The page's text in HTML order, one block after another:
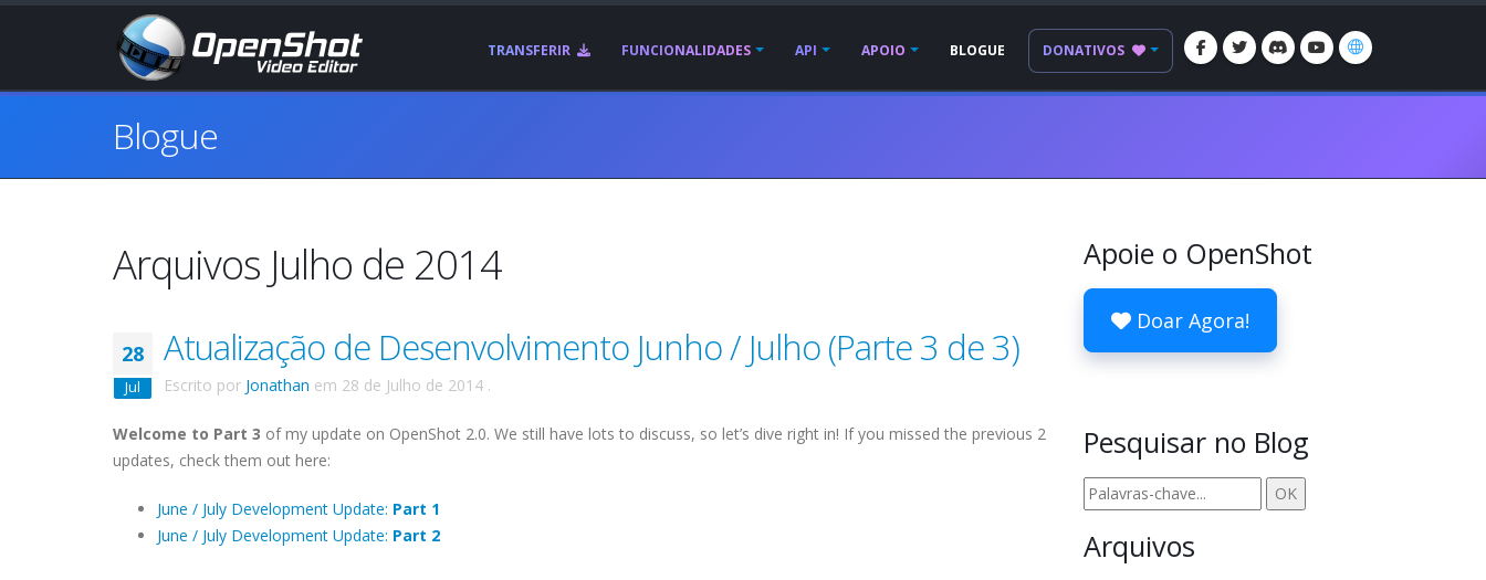
TRANSFERIR FUNCIONALIDADES API APOIO BLOGUE DONATIVOS
Blogue
Arquivos Julho de 2014
28
Jul
Atualização de Desenvolvimento Junho / Julho (Parte 3 de 3)
Escrito por Jonathan em 28 de Julho de 2014 .
Welcome to Part 3 of my update on OpenShot 2.0. We still have lots to discuss, so let’s dive right in! If you missed the previous 2
updates, check them out here:
June / July Development Update: Part 1
June / July Development Update: Part 2
Apoie o OpenShot
Doar Agora!
Pesquisar no Blog
Arquivos